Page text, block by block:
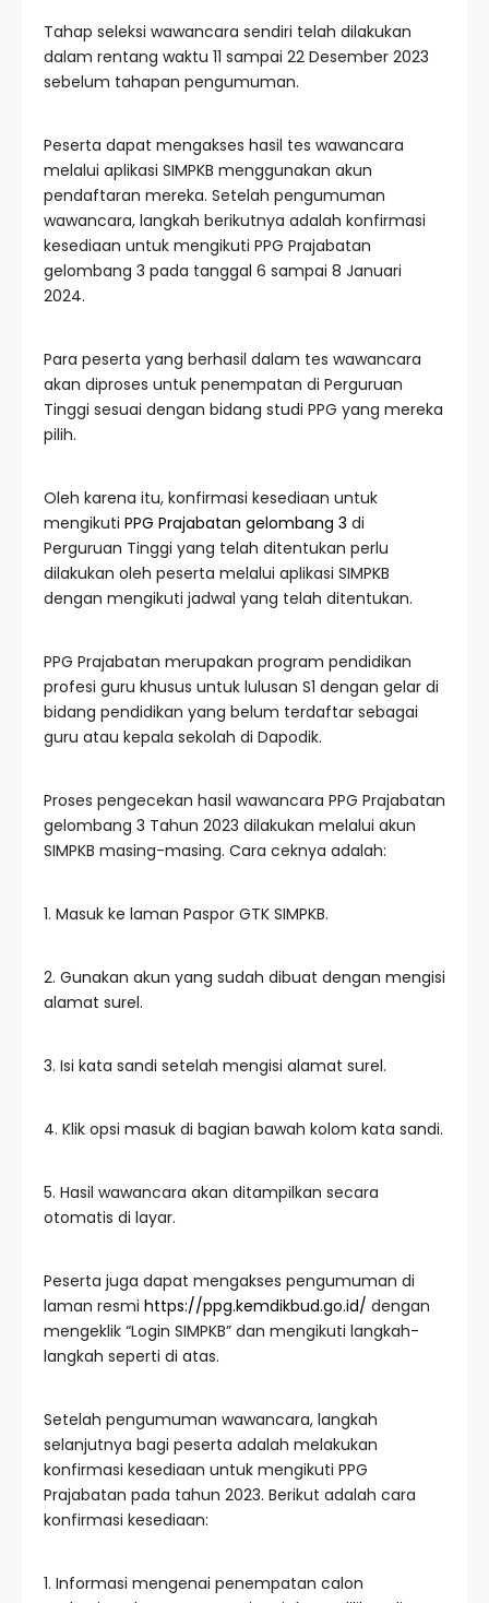
Tahap seleksi wawancara sendiri telah dilakukan
dalam rentang waktu 11 sampai 22 Desember 2023
sebelum tahapan pengumuman.
Peserta dapat mengakses hasil tes wawancara
melalui aplikasi SIMPKB menggunakan akun
pendaftaran mereka. Setelah pengumuman
wawancara, langkah berikutnya adalah konfirmasi
kesediaan untuk mengikuti PPG Prajabatan
gelombang 3 pada tanggal 6 sampai 8 Januari
2024.
Para peserta yang berhasil dalam tes wawancara
akan diproses untuk penempatan di Perguruan
Tinggi sesuai dengan bidang studi PPG yang mereka
pilih.
Oleh karena itu, konfirmasi kesediaan untuk
mengikuti PPG Prajabatan gelombang 3 di
Perguruan Tinggi yang telah ditentukan perlu
dilakukan oleh peserta melalui aplikasi SIMPKB
dengan mengikuti jadwal yang telah ditentukan.
PPG Prajabatan merupakan program pendidikan
profesi guru khusus untuk lulusan S1 dengan gelar di
bidang pendidikan yang belum terdaftar sebagai
guru atau kepala sekolah di Dapodik.
Proses pengecekan hasil wawancara PPG Prajabatan
gelombang 3 Tahun 2023 dilakukan melalui akun
SIMPKB masing-masing. Cara ceknya adalah:
1. Masuk ke laman Paspor GTK SIMPKB.
2. Gunakan akun yang sudah dibuat dengan mengisi
alamat surel.
3. Isi kata sandi setelah mengisi alamat surel.
4. Klik opsi masuk di bagian bawah kolom kata sandi.
5. Hasil wawancara akan ditampilkan secara
otomatis di layar.
Peserta juga dapat mengakses pengumuman di
laman resmi https://ppg.kemdikbud.go.id/ dengan
mengeklik “Login SIMPKB” dan mengikuti langkah-
langkah seperti di atas.
Setelah pengumuman wawancara, langkah
selanjutnya bagi peserta adalah melakukan
konfirmasi kesediaan untuk mengikuti PPG
Prajabatan pada tahun 2023. Berikut adalah cara
konfirmasi kesediaan:
1. Informasi mengenai penempatan calon